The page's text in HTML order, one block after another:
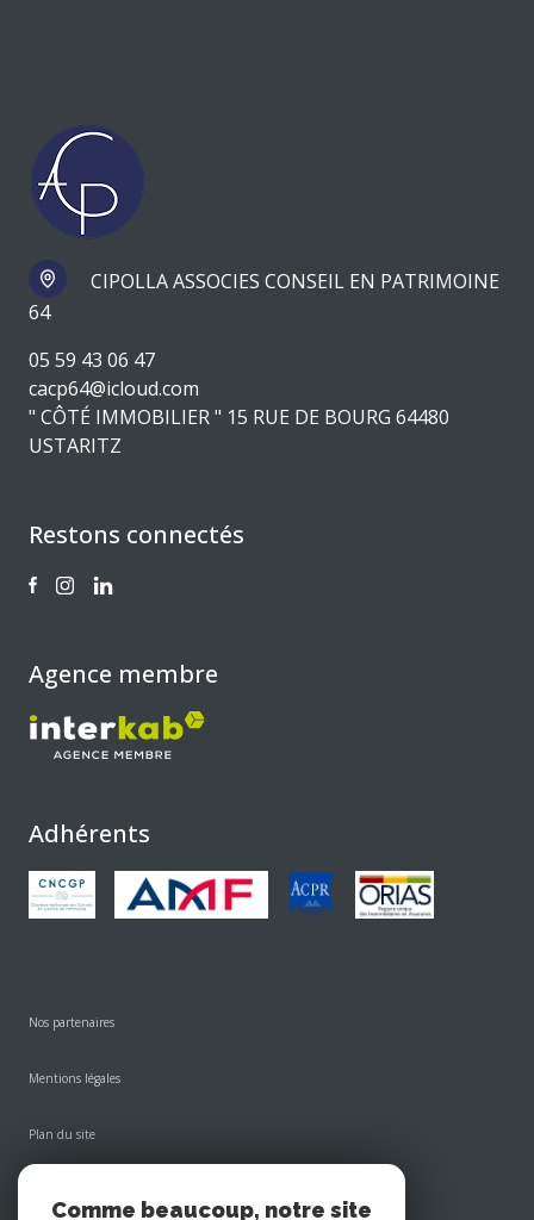
CIPOLLA ASSOCIES CONSEIL EN PATRIMOINE
64
05 59 43 06 47
cacp64@icloud.com
" CÔTÉ IMMOBILIER " 15 RUE DE BOURG 64480
USTARITZ
Restons connectés
Agence membre
Adhérents
Nos partenaires
Mentions légales
Plan du site
Comme beaucoup, notre site